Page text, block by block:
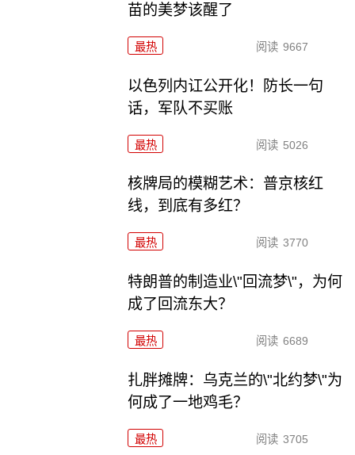
苗的美梦该醒了
最热 阅读 9667
以色列内讧公开化！防长一句
话，军队不买账
最热 阅读 5026
核牌局的模糊艺术：普京核红
线，到底有多红？
最热 阅读 3770
特朗普的制造业\"回流梦\"，为何
成了回流东大？
最热 阅读 6689
扎胖摊牌：乌克兰的\"北约梦\"为
何成了一地鸡毛？
最热 阅读 3705